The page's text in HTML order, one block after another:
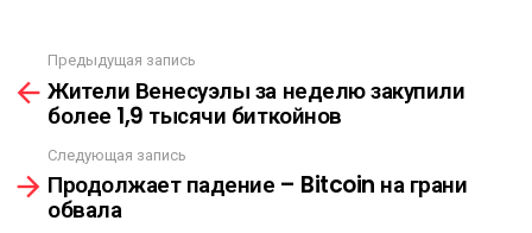
Ы
Л
К
А
м
е
Предыдущая запись
Жители Венесуэлы за неделю закупили
более 1,9 тысячи биткойнов
Следующая запись
Продолжает падение – Bitcoin на грани
обвала